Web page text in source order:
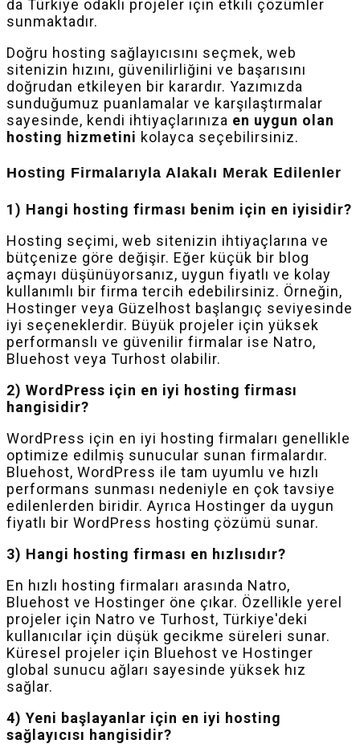
da Türkiye odaklı projeler için etkili çözümler
sunmaktadır.
Doğru hosting sağlayıcısını seçmek, web
sitenizin hızını, güvenilirliğini ve başarısını
doğrudan etkileyen bir karardır. Yazımızda
sunduğumuz puanlamalar ve karşılaştırmalar
sayesinde, kendi ihtiyaçlarınıza en uygun olan
hosting hizmetini kolayca seçebilirsiniz.
Hosting Firmalarıyla Alakalı Merak Edilenler
1) Hangi hosting firması benim için en iyisidir?
Hosting seçimi, web sitenizin ihtiyaçlarına ve
bütçenize göre değişir. Eğer küçük bir blog
açmayı düşünüyorsanız, uygun fiyatlı ve kolay
kullanımlı bir firma tercih edebilirsiniz. Örneğin,
Hostinger veya Güzelhost başlangıç seviyesinde
iyi seçeneklerdir. Büyük projeler için yüksek
performanslı ve güvenilir firmalar ise Natro,
Bluehost veya Turhost olabilir.
2) WordPress için en iyi hosting firması
hangisidir?
WordPress için en iyi hosting firmaları genellikle
optimize edilmiş sunucular sunan firmalardır.
Bluehost, WordPress ile tam uyumlu ve hızlı
performans sunması nedeniyle en çok tavsiye
edilenlerden biridir. Ayrıca Hostinger da uygun
fiyatlı bir WordPress hosting çözümü sunar.
3) Hangi hosting firması en hızlısıdır?
En hızlı hosting firmaları arasında Natro,
Bluehost ve Hostinger öne çıkar. Özellikle yerel
projeler için Natro ve Turhost, Türkiye'deki
kullanıcılar için düşük gecikme süreleri sunar.
Küresel projeler için Bluehost ve Hostinger
global sunucu ağları sayesinde yüksek hız
sağlar.
4) Yeni başlayanlar için en iyi hosting
sağlayıcısı hangisidir?